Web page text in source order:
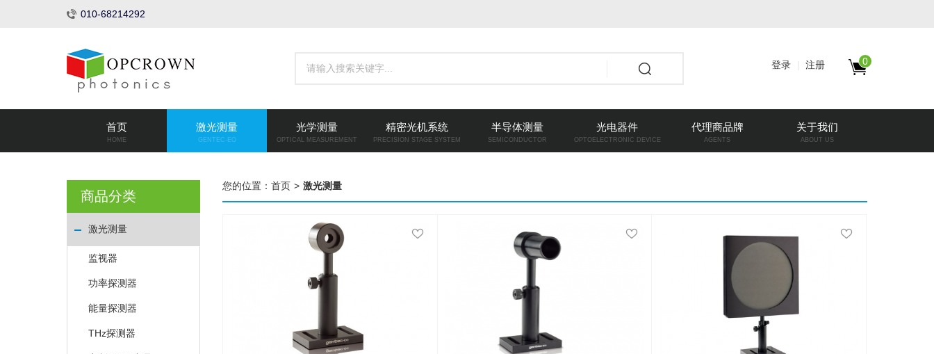
010-68214292
登录 注册 0
首页
HOME
激光测量
GENTEC-EO
光学测量
OPTICAL MEASUREMENT
精密光机系统
PRECISION STAGE SYSTEM
半导体测量
SEMICONDUCTOR
光电器件
OPTOELECTRONIC DEVICE
代理商品牌
AGENTS
关于我们
ABOUT US
商品分类
激光测量
监视器
功率探测器
能量探测器
THz探测器
您的位置： 首页 > 激光测量